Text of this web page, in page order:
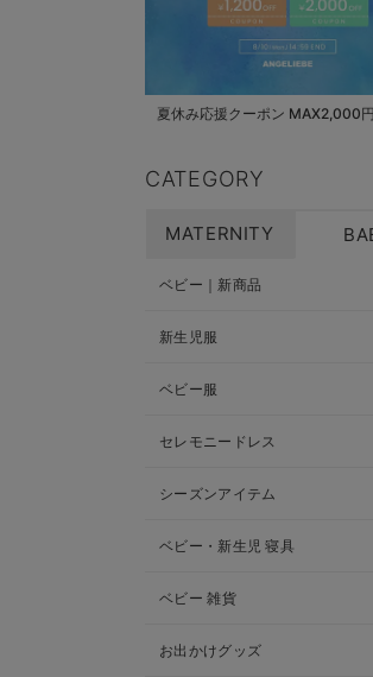
夏休み応援クーポン MAX2,000
CATEGORY
MATERNITY
ベビー｜新商品
新生児服
ベビー服
セレモニードレス
シーズンアイテム
ベビー・新生児 寝具
ベビー 雑貨
お出かけグッズ